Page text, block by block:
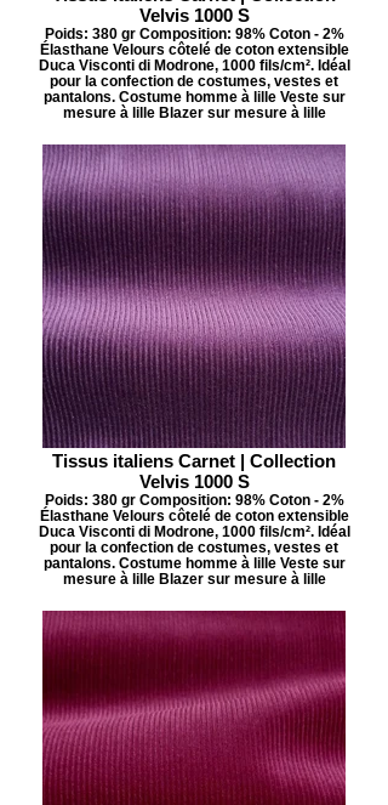
Velvis 1000 S
Poids: 380 gr Composition: 98% Coton - 2%
Élasthane Velours côtelé de coton extensible
Duca Visconti di Modrone, 1000 fils/cm². Idéal
pour la confection de costumes, vestes et
pantalons. Costume homme à lille Veste sur
mesure à lille Blazer sur mesure à lille
Tissus italiens Carnet | Collection
Velvis 1000 S
Poids: 380 gr Composition: 98% Coton - 2%
Élasthane Velours côtelé de coton extensible
Duca Visconti di Modrone, 1000 fils/cm². Idéal
pour la confection de costumes, vestes et
pantalons. Costume homme à lille Veste sur
mesure à lille Blazer sur mesure à lille